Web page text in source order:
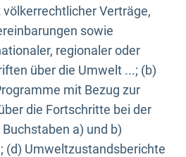
Verträge,
sowie
regionaler oder
über die Umwelt ...; (b)
mit Bezug zur
die Fortschritte bei der
a) und b)
(d) Umweltzustandsberichte